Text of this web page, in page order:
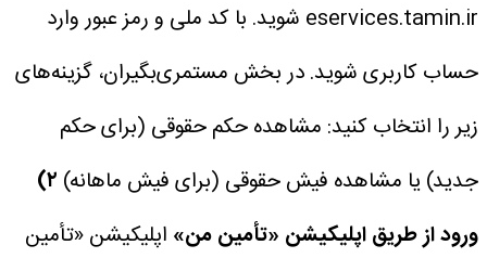
eservices.tamin.ir شوید.
با کد ملی و رمز عبور وارد
حساب کاربری شوید.در بخش مستمری‌بگیران، گزینه‌های
زیر را انتخاب کنید: مشاهده حکم حقوقی (برای حکم
جدید)یا مشاهده فیش حقوقی (برای فیش ماهانه) ۲)
ورود از طریق اپلیکیشن «تأمین من» اپلیکیشن «تأمین